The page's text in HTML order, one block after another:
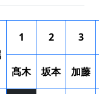
1 2 3
髙木 坂本 加藤